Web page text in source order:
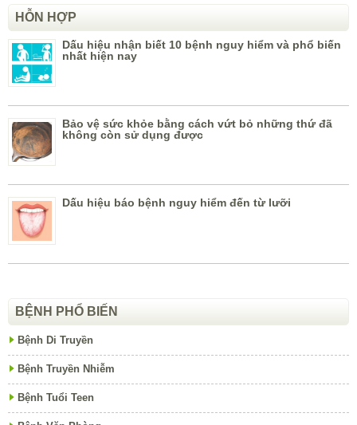
HỖN HỢP
Dấu hiệu nhận biết 10 bệnh nguy hiểm và phổ biến
nhất hiện nay
Bảo vệ sức khỏe bằng cách vứt bỏ những thứ đã
không còn sử dụng được
Dấu hiệu báo bệnh nguy hiểm đến từ lưỡi
BỆNH PHỔ BIẾN
Bệnh Di Truyền
Bệnh Truyền Nhiễm
Bệnh Tuổi Teen